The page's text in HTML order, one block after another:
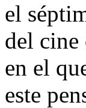
el
del cine
en el
este